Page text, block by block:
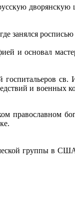
занялся росписью
и основал
св.
и военных
православном
группы в